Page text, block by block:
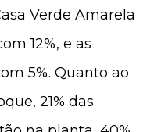
Verde Amarela
12%, e as
5%. Quanto ao
21% das